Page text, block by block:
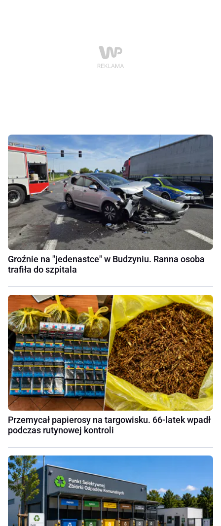
Groźnie na "jedenastce" w Budzyniu. Ranna osoba
trafiła do szpitala
Przemycał papierosy na targowisku. 66-latek wpadł
podczas rutynowej kontroli